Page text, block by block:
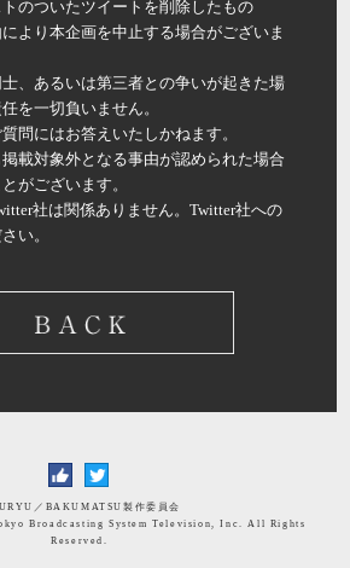
のついたツイートを削除したもの
より本企画を中止する場合がございま
士、あるいは第三者との争いが起きた場
を一切負いません。
問にはお答えいたしかねます。
掲載対象外となる事由が認められた場合
がございます。
社は関係ありません。Twitter社への
い。
／BAKUMATSU製作委員会
Broadcasting System Television, Inc. All Rights
Reserved.